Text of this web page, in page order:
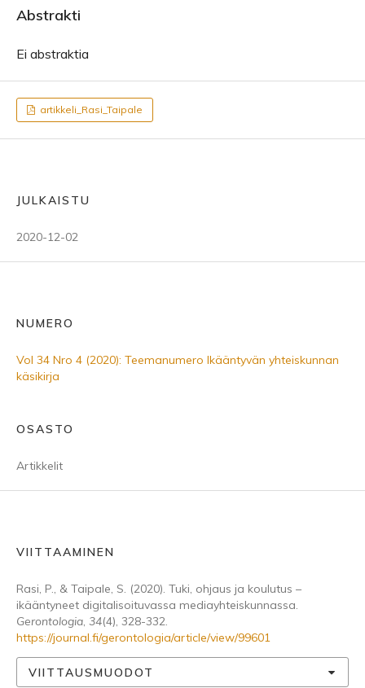
Abstrakti
Ei abstraktia
artikkeli_Rasi_Taipale
JULKAISTU
2020-12-02
NUMERO
Vol 34 Nro 4 (2020): Teemanumero Ikääntyvän yhteiskunnan
käsikirja
OSASTO
Artikkelit
VIITTAAMINEN
Rasi, P., & Taipale, S. (2020). Tuki, ohjaus ja koulutus –
ikääntyneet digitalisoituvassa mediayhteiskunnassa.
Gerontologia, 34(4), 328-332.
https://journal.fi/gerontologia/article/view/99601
VIITTAUSMUODOT